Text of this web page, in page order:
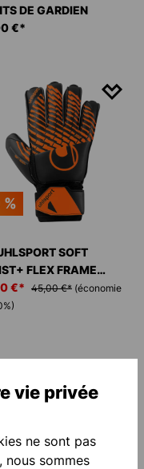
DE GARDIEN
€*
SOFT
FLEX FRAME
DE GARDIEN
€* 45,00 €* (économie
vie privée
ne sont pas
nous sommes